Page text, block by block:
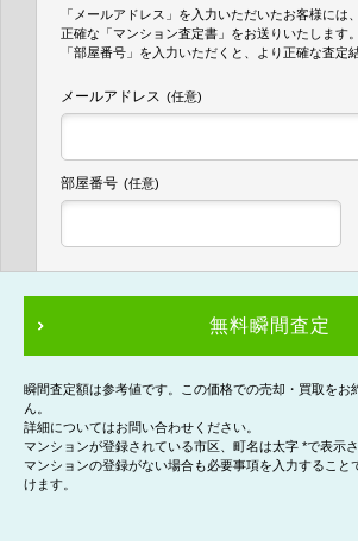
「メールアドレス」を入力いただいたお客様には
正確な 「マンション査定書」 をお送りいたします。
「部屋番号」を入力いただくと、より正確な査定
メールアドレス (任意)
部屋番号 (任意)
無料瞬間査定
瞬間査定額は参考値です。この価格での売却・買取をお
ん。
詳細についてはお問い合わせください。
マンションが登録されている市区、町名は太字 *で表示さ
マンションの登録がない場合も必要事項を入力すること
けます。